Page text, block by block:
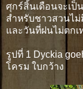
ศุกร์สิ้นเดือนจะเป็
สำหรับชาวสวนไ
และวันที่ฝนไม่ตก
รูปที่ 1 Dyckia
โครม ใบกว้าง